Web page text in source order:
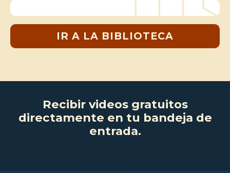
IR A LA BIBLIOTECA
Recibir videos gratuitos
directamente en tu bandeja de
entrada.